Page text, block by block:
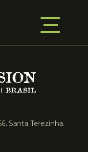
Santa Terezinha.